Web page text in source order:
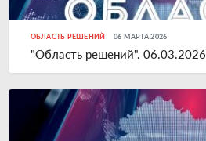
ОБЛАСТЬ РЕШЕНИЙ 06 МАРТА 2026
"Область решений". 06.03.2026